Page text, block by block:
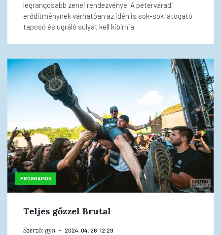
legrangosabb zenei rendezvénye. A péterváradi
erődítménynek várhatóan az idén is sok-sok látogató
taposó és ugráló súlyát kell kibírnia.
PROGRAMOK
Teljes gőzzel Brutal
Szerző:gyn 2024. 04. 26. 12:29